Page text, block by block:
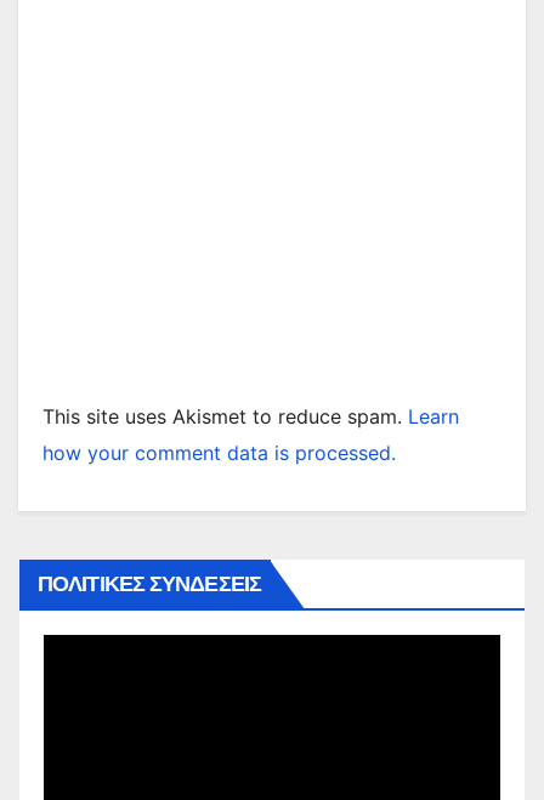
This site uses Akismet to reduce spam. Learn
how your comment data is processed.
ΠΟΛΙΤΙΚΕΣ ΣΥΝΔΕΣΕΙΣ